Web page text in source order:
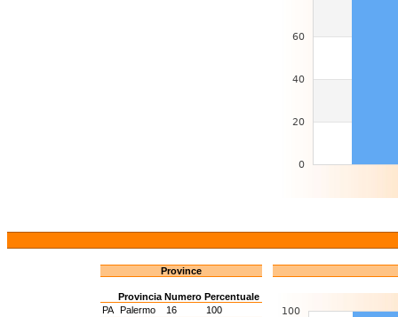
Province
Provincia Numero Percentuale
PA Palermo 16
100